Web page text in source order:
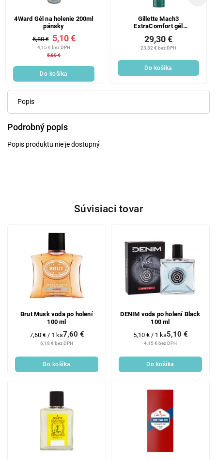
4Ward Gél na holenie 200ml
pánsky
5,80 €
4,15 € bez DPH
5,80 €
5,10 €
Do košíka
Gillette Mach3
ExtraComfort gél
23,82 € bez DPH
29,30 €
Do košíka
Súvisiaci tovar
Brut Musk voda po holení
100 ml
6,18 € bez DPH
7,60 €
Jednotková
cena:
7,60 € / 1 ks
Do košíka
DENIM voda po holení Black
100 ml
4,15 € bez DPH
5,10 €
Jednotková
cena:
5,10 € / 1 ks
Do košíka
Popis
Podrobný popis
Popis produktu nie je dostupný